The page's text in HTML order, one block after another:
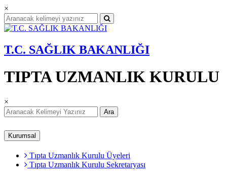
×
T.C. SAĞLIK BAKANLIĞI
TIPTA UZMANLIK KURULU
×
Ara
Kurumsal
Tıpta Uzmanlık Kurulu Üyeleri
Tıpta Uzmanlık Kurulu Sekretaryası